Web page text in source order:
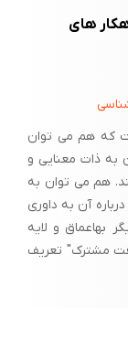
منتهی می­شوند
این است که
چنانچه این تصور
و چگونه باید به
است.
به کودک کمک کنیم
خود برسد؛ یعنی
دارد. این کشف
های
که هم می توان
ذات معنایی و
هم می توان به
آن به داوری
بهاعماق و لایه
مشترک" تعریف